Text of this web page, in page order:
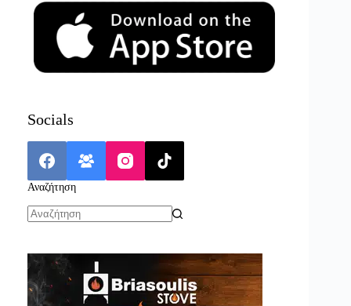
Socials
Αναζήτηση